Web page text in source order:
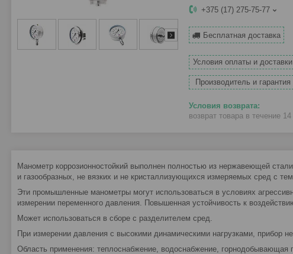
+375 (17) 275-75-77
Бесплатная доставка
Условия оплаты и доставки
Производитель и гарантия
возврат товара в течение
Манометр коррозионностойкий выполнен полностью из нержавеющей
и газообразных, не вязких и не кристаллизующихся измеряемых сред с
Эти промышленные манометры могут использоваться в условиях
измерении переменного давления. Повышенная устойчивость к
Может использоваться в сборе с разделителем сред.
При измерении давления с высокими динамическими нагрузками, прибор
Область применения: теплоснабжение, водоснабжение,